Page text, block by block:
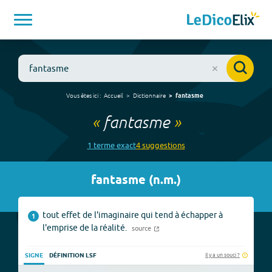
Vous êtes ici : Accueil Dictionnaire fantasme
« fantasme»
1 termeexact4suggestions
fantasme (n.m.)
1
tout effet de l'imaginaire qui tend à échapper à
l'emprise de la réalité.
source
SIGNE DÉFINITION LSF Il y a un souci ?